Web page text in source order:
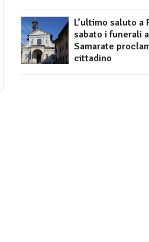
L’ultimo saluto a
sabato i funerali
Samarate
cittadino